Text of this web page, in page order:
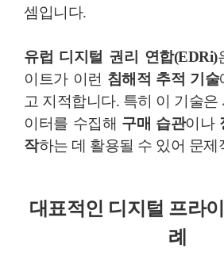
셈입니다.
유럽 디지털 권리 연합(EDRi)
이트가 이런 침해적 추적 기술
고 지적합니다. 특히 이 기술은
이터를 수집해 구매 습관이나
작하는 데 활용될 수 있어 문제
대표적인 디지털 프라
례